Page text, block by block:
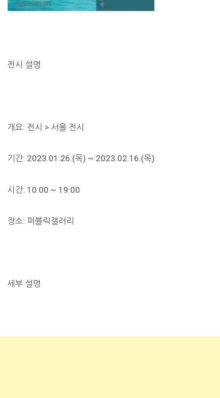
전시 설명
개요: 전시 > 서울 전시
기간: 2023.01.26.(목) ~ 2023.02.16.(목)
시간: 10:00 ~ 19:00
장소: 퍼블릭갤러리
세부 설명